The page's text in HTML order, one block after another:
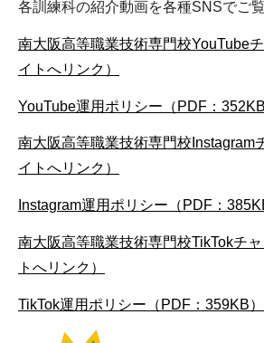
各訓練科の紹介動画を各種SNSでご
南大阪高等職業技術専門校YouTube
イトへリンク）
YouTube運用ポリシー（PDF：352KB
南大阪高等職業技術専門校Instagram
イトへリンク）
Instagram運用ポリシー（PDF：
南大阪高等職業技術専門校TikTokチ
トへリンク）
TikTok運用ポリシー（PDF：359KB）